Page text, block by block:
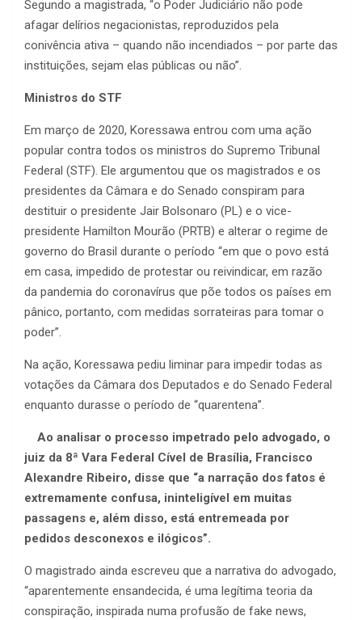
Segundo a magistrada, “o Poder Judiciário não pode
afagar delírios negacionistas, reproduzidos pela
conivência ativa – quando não incendiados – por parte das
instituições, sejam elas públicas ou não”.
Ministros do STF
Em março de 2020, Koressawa entrou com uma ação
popular contra todos os ministros do Supremo Tribunal
Federal (STF). Ele argumentou que os magistrados e os
presidentes da Câmara e do Senado conspiram para
destituir o presidente Jair Bolsonaro (PL) e o vice-
presidente Hamilton Mourão (PRTB) e alterar o regime de
governo do Brasil durante o período “em que o povo está
em casa, impedido de protestar ou reivindicar, em razão
da pandemia do coronavírus que põe todos os países em
pânico, portanto, com medidas sorrateiras para tomar o
poder”.
Na ação, Koressawa pediu liminar para impedir todas as
votações da Câmara dos Deputados e do Senado Federal
enquanto durasse o período de “quarentena”.
Ao analisar o processo impetrado pelo advogado, o
juiz da 8ª Vara Federal Cível de Brasília, Francisco
Alexandre Ribeiro, disse que “a narração dos fatos é
extremamente confusa, ininteligível em muitas
passagens e, além disso, está entremeada por
pedidos desconexos e ilógicos”.
O magistrado ainda escreveu que a narrativa do advogado,
“aparentemente ensandecida, é uma legítima teoria da
conspiração, inspirada numa profusão de fake news,